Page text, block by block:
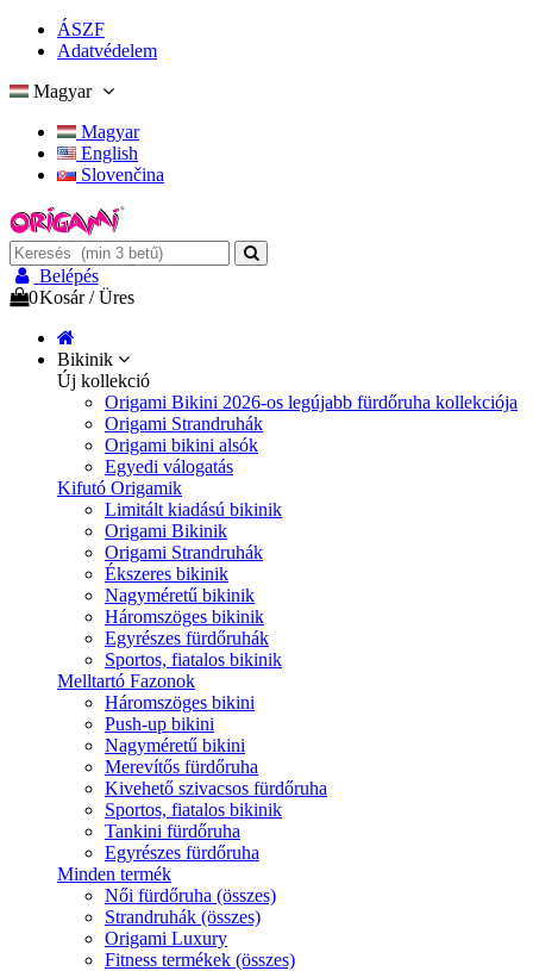
ÁSZF
Adatvédelem
Magyar
Magyar
English
Slovenčina
Belépés
0Kosár /Üres
Bikinik
Új kollekció
Origami Bikini 2026-os legújabb fürdőruha kollekciója
Origami Strandruhák
Origami bikini alsók
Egyedi válogatás
Kifutó Origamik
Limitált kiadású bikinik
Origami Bikinik
Origami Strandruhák
Ékszeres bikinik
Nagyméretű bikinik
Háromszöges bikinik
Egyrészes fürdőruhák
Sportos, fiatalos bikinik
Melltartó Fazonok
Háromszöges bikini
Push-up bikini
Nagyméretű bikini
Merevítős fürdőruha
Kivehető szivacsos fürdőruha
Sportos, fiatalos bikinik
Tankini fürdőruha
Egyrészes fürdőruha
Minden termék
Női fürdőruha (összes)
Strandruhák (összes)
Origami Luxury
Fitness termékek (összes)